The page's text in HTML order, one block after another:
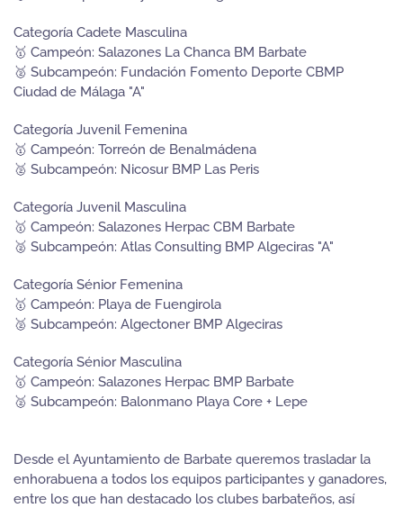
Categoría Cadete Masculina
🥇 Campeón: Salazones La Chanca BM Barbate
🥈 Subcampeón: Fundación Fomento Deporte CBMP
Ciudad de Málaga "A"
Categoría Juvenil Femenina
🥇 Campeón: Torreón de Benalmádena
🥈 Subcampeón: Nicosur BMP Las Peris
Categoría Juvenil Masculina
🥇 Campeón: Salazones Herpac CBM Barbate
🥈 Subcampeón: Atlas Consulting BMP Algeciras "A"
Categoría Sénior Femenina
🥇 Campeón: Playa de Fuengirola
🥈 Subcampeón: Algectoner BMP Algeciras
Categoría Sénior Masculina
🥇 Campeón: Salazones Herpac BMP Barbate
🥈 Subcampeón: Balonmano Playa Core + Lepe
Desde el Ayuntamiento de Barbate queremos trasladar la
enhorabuena a todos los equipos participantes y ganadores,
entre los que han destacado los clubes barbateños, así